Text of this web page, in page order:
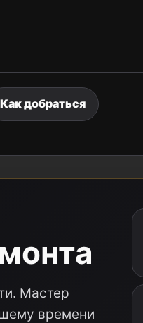
Как добраться
Мастер
времени